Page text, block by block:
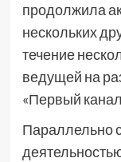
продолжила
нескольких
течение
ведущей на
«Первый
Параллельно